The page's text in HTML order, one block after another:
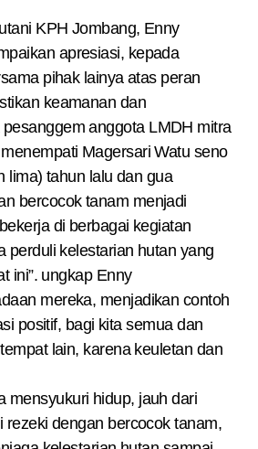
KPH Jombang, Enny
apresiasi, kepada
pihak lainya atas peran
keamanan dan
anggota LMDH mitra
Magersari Watu seno
lima) tahun lalu dan gua
bercocok tanam menjadi
di berbagai kegiatan
perduli kelestarian hutan yang
ini”. ungkap Enny
mereka, menjadikan contoh
positif, bagi kita semua dan
lain, karena keuletan dan
mensyukuri hidup, jauh dari
rezeki dengan bercocok tanam,